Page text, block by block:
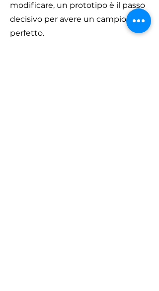
modificare, un prototipo è il passo
decisivo per avere un campione
perfetto.